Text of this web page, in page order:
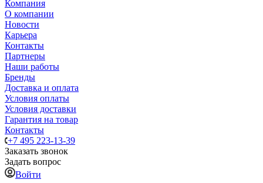
Компания
О компании
Новости
Карьера
Контакты
Партнеры
Наши работы
Бренды
Доставка и оплата
Условия оплаты
Условия доставки
Гарантия на товар
Контакты
+7 495 223-13-39
Заказать звонок
Задать вопрос
Войти